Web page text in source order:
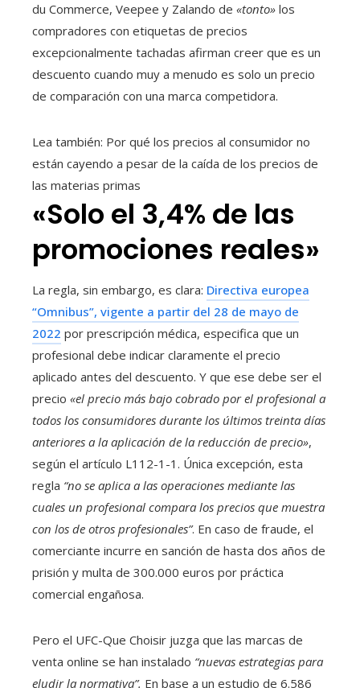
du Commerce, Veepee y Zalando de «tonto» los
compradores con etiquetas de precios
excepcionalmente tachadas afirman creer que es un
descuento cuando muy a menudo es solo un precio
de comparación con una marca competidora.
Lea también: Por qué los precios al consumidor no
están cayendo a pesar de la caída de los precios de
las materias primas
«Solo el 3,4% de las
promociones reales»
La regla, sin embargo, es clara: Directiva europea
“Omnibus”, vigente a partir del 28 de mayo de
2022 por prescripción médica, especifica que un
profesional debe indicar claramente el precio
aplicado antes del descuento. Y que ese debe ser el
precio «el precio más bajo cobrado por el profesional a
todos los consumidores durante los últimos treinta días
anteriores a la aplicación de la reducción de precio»,
según el artículo L112-1-1. Única excepción, esta
regla “no se aplica a las operaciones mediante las
cuales un profesional compara los precios que muestra
con los de otros profesionales”. En caso de fraude, el
comerciante incurre en sanción de hasta dos años de
prisión y multa de 300.000 euros por práctica
comercial engañosa.
Pero el UFC-Que Choisir juzga que las marcas de
venta online se han instalado “nuevas estrategias para
eludir la normativa”. En base a un estudio de 6.586